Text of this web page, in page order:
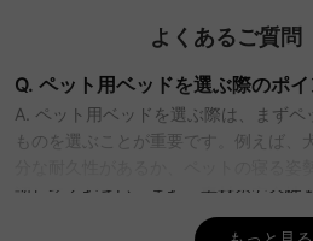
よくあるご質問
Q. ペット用ベッドを選ぶ際のポイ
A. ペット用ベッドを選ぶ際は、まず
ものを選ぶことが重要です。例えば、
認してください。また、素材の安全性
触れるものなので、肌に優しい無毒素